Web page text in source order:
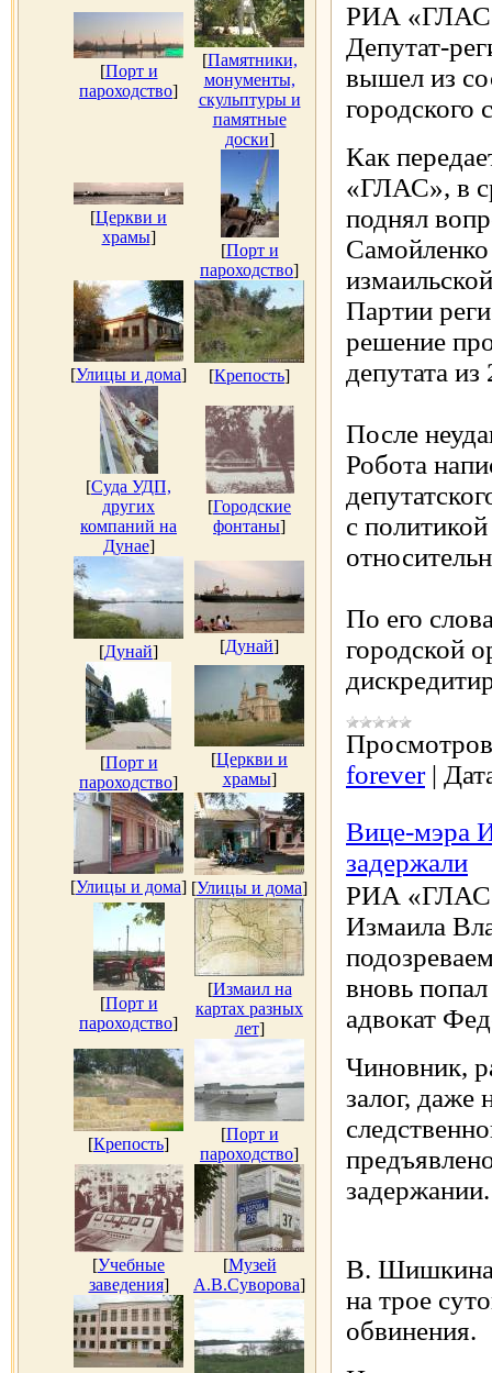
[Порт и
пароходство]
[Памятники,
монументы,
скульптуры и
памятные
доски]
[Церкви и
храмы]
[Порт и
пароходство]
[Улицы и дома] [Крепость]
[Суда УДП,
других
компаний на
Дунае]
[Городские
фонтаны]
[Дунай] [Дунай]
[Порт и
пароходство]
[Церкви и
храмы]
[Улицы и дома] [Улицы и дома]
[Порт и
пароходство]
[Измаил на
картах разных
лет]
[Крепость]
[Порт и
пароходство]
[Учебные
заведения]
[Музей
А.В.Суворова]
РИА
Депутат-
вышел из
городского
Как
«ГЛАС», в
поднял
Самойленко
Партии
решение
депутата из
После
Робота
с
По его
городской
forever |
Вице-мэра
задержали
РИА
Измаила
вновь
адвокат
Чиновник,
залог, даже
задержании.
В. Шишкина
на трое
обвинения.